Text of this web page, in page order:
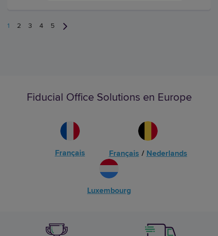
1 2 3 4 5
Fiducial Office Solutions en Europe
Français Français / Nederlands
Luxembourg